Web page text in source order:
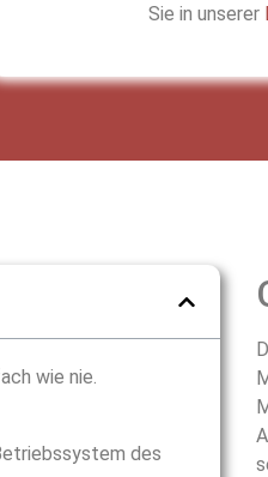
Sie in unserer
wie nie.
des